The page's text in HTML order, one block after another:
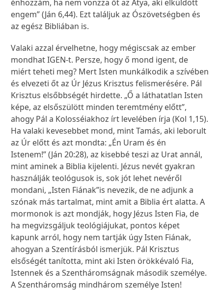
énhozzám, ha nem vonzza őt az Atya, aki elküldött
engem” (Ján 6,44). Ezt találjuk az Ószövetségben és
az egész Bibliában is.
Valaki azzal érvelhetne, hogy mégiscsak az ember
mondhat IGEN-t. Persze, hogy ő mond igent, de
miért teheti meg? Mert Isten munkálkodik a szívében
és elvezeti őt az Úr Jézus Krisztus felismerésére. Pál
Krisztus elsőbbségét hirdette. „Ő a láthatatlan Isten
képe, az elsőszülött minden teremtmény előtt”,
ahogy Pál a Kolosséiakhoz írt levelében írja (Kol 1,15).
Ha valaki kevesebbet mond, mint Tamás, aki leborult
az Úr előtt és azt mondta: „Én Uram és én
Istenem!” (Ján 20:28), az kisebbé teszi az Urat annál,
mint aminek a Biblia kijelenti. Jézus nevét gyakran
használják teológusok is, sok jót lehet nevéről
mondani, „Isten Fiának”is nevezik, de ne adjunk a
szónak más tartalmat, mint amit a Biblia ért alatta. A
mormonok is azt mondják, hogy Jézus Isten Fia, de
ha megvizsgáljuk teológiájukat, pontos képet
kapunk arról, hogy nem tartják úgy Isten Fiának,
ahogyan a Szentírásból ismerjük. Pál Krisztus
elsőségét tanította, mint aki Isten örökkévaló Fia,
Istennek és a Szentháromságnak második személye.
A Szentháromság mindhárom személye Isten!